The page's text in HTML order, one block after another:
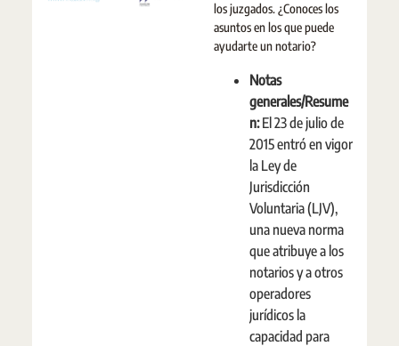
los juzgados. ¿Conoces los
asuntos en los que puede
ayudarte un notario?
Notas
generales/Resume
n:El 23 de julio de
2015 entró en vigor
la Ley de
Jurisdicción
Voluntaria (LJV),
una nueva norma
que atribuye a los
notarios y a otros
operadores
jurídicos la
capacidad para